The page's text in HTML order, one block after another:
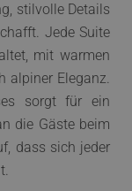
stilvolle Details
Jede Suite
mit warmen
alpiner Eleganz.
sorgt für ein
die Gäste beim
dass sich jeder